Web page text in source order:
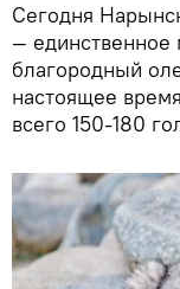
Сегодня
— единственное
благородный
настоящее
всего 150-180